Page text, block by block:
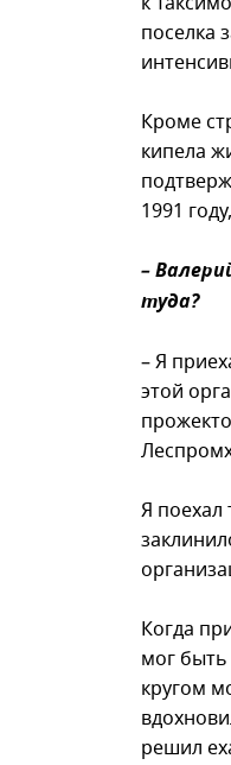
поселка
Кроме
кипела
1991
–
туда?
– Я
этой
Я поехал
Когда
мог
кругом
решил